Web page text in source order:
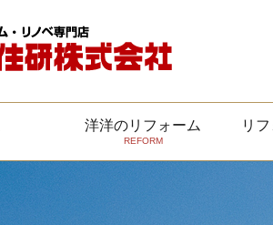
洋洋のリフォーム
REFORM
アフタ
リ
会社概要 四